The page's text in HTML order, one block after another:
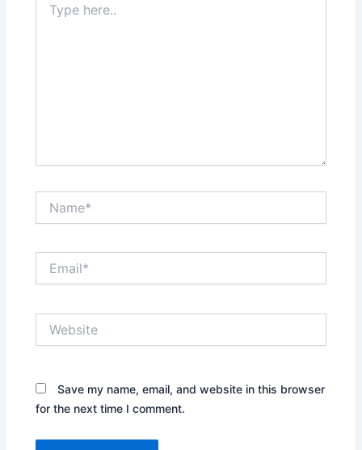
here..
Save my name, email, and website in this browser
for the next time I comment.